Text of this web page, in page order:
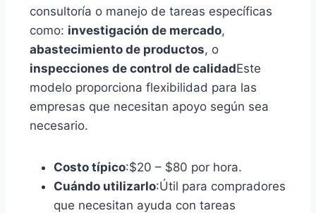
consultoría o manejo de tareas específicas
como: investigación de mercado,
abastecimiento de productos, o
inspecciones de control de calidadEste
modelo proporciona flexibilidad para las
empresas que necesitan apoyo según sea
necesario.
Costo típico:$20 – $80 por hora.
Cuándo utilizarlo:Útil para compradores
que necesitan ayuda con tareas